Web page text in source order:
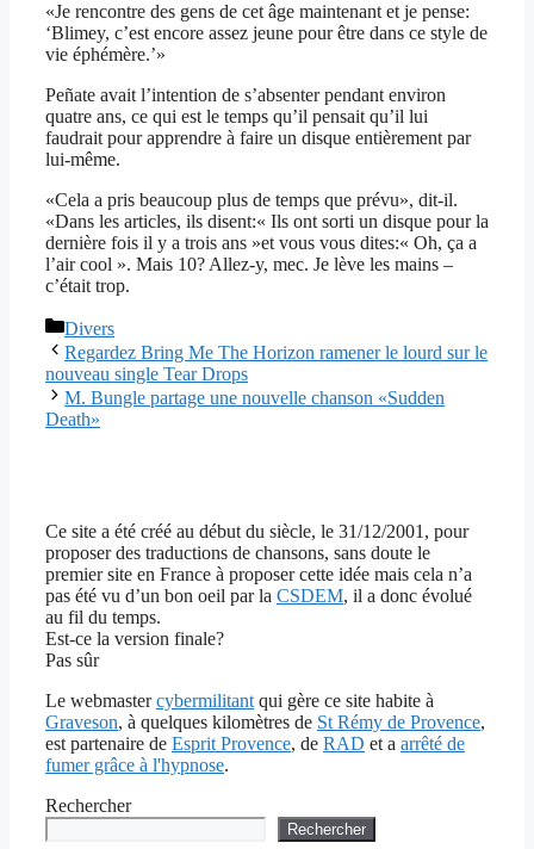
«Je rencontre des gens de cet âge maintenant et je pense:
‘Blimey, c’est encore assez jeune pour être dans ce style de
vie éphémère.’»
Peñate avait l’intention de s’absenter pendant environ
quatre ans, ce qui est le temps qu’il pensait qu’il lui
faudrait pour apprendre à faire un disque entièrement par
lui-même.
«Cela a pris beaucoup plus de temps que prévu», dit-il.
«Dans les articles, ils disent:« Ils ont sorti un disque pour la
dernière fois il y a trois ans »et vous vous dites:« Oh, ça a
l’air cool ». Mais 10? Allez-y, mec. Je lève les mains –
c’était trop.
Catégories
Divers
Regardez Bring Me The Horizon ramener le lourd sur le
nouveau single Tear Drops
M. Bungle partage une nouvelle chanson «Sudden
Death»
Ce site a été créé au début du siècle, le 31/12/2001, pour
proposer des traductions de chansons, sans doute le
premier site en France à proposer cette idée mais cela n’a
pas été vu d’un bon oeil par la CSDEM, il a donc évolué
au fil du temps.
Est-ce la version finale?
Pas sûr
Le webmastercybermilitant qui gère ce site habite à
Graveson, à quelques kilomètres de St Rémy de Provence,
est partenaire de Esprit Provence, de RAD et a arrêté de
fumer grâce à l'hypnose.
Rechercher
Rechercher